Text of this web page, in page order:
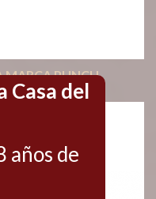
Casa del
años de
MARCA PUNCH